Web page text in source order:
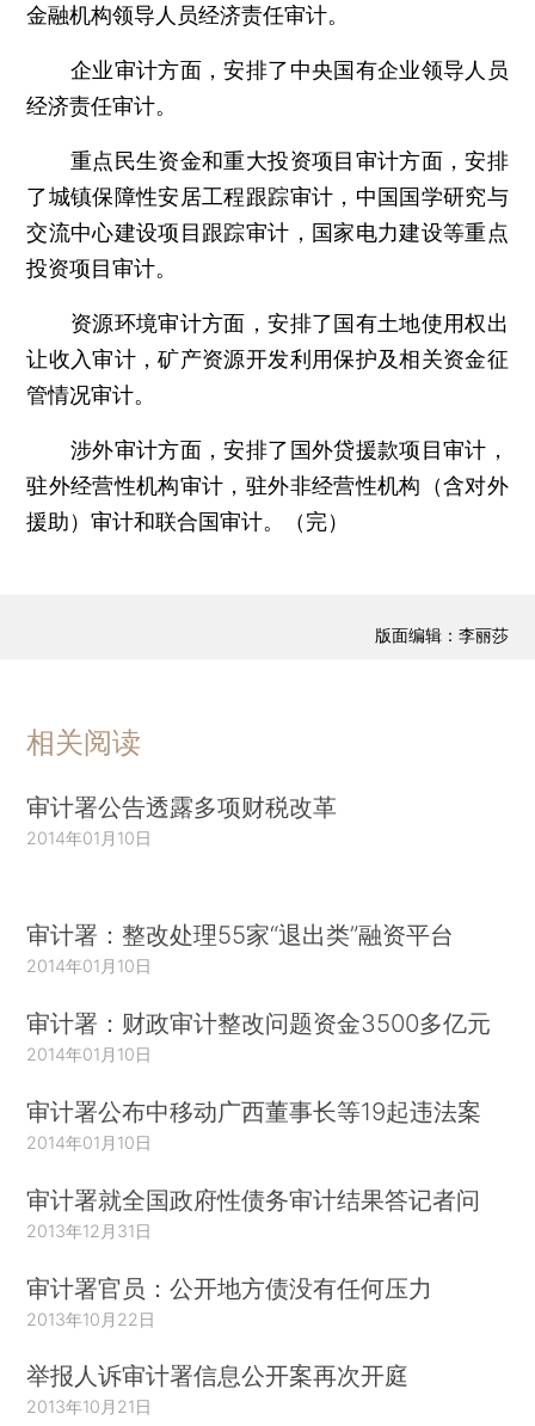
金融机构领导人员经济责任审计。
企业审计方面，安排了中央国有企业领导人员
经济责任审计。
重点民生资金和重大投资项目审计方面，安排
了城镇保障性安居工程跟踪审计，中国国学研究与
交流中心建设项目跟踪审计，国家电力建设等重点
投资项目审计。
资源环境审计方面，安排了国有土地使用权出
让收入审计，矿产资源开发利用保护及相关资金征
管情况审计。
涉外审计方面，安排了国外贷援款项目审计，
驻外经营性机构审计，驻外非经营性机构（含对外
援助）审计和联合国审计。（完）
版面编辑：李丽莎
相关阅读
审计署公告透露多项财税改革
2014年01月10日
审计署：整改处理55家“退出类”融资平台
2014年01月10日
审计署：财政审计整改问题资金3500多亿元
2014年01月10日
审计署公布中移动广西董事长等19起违法案
2014年01月10日
审计署就全国政府性债务审计结果答记者问
2013年12月31日
审计署官员：公开地方债没有任何压力
2013年10月22日
举报人诉审计署信息公开案再次开庭
2013年10月21日